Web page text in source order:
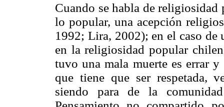
Cuando se habla de
lo popular, una acepción
1992; Lira, 2002); en el caso de
en la religiosidad popular
tuvo una mala muerte es errar
que tiene que ser respetada,
siendo para de la